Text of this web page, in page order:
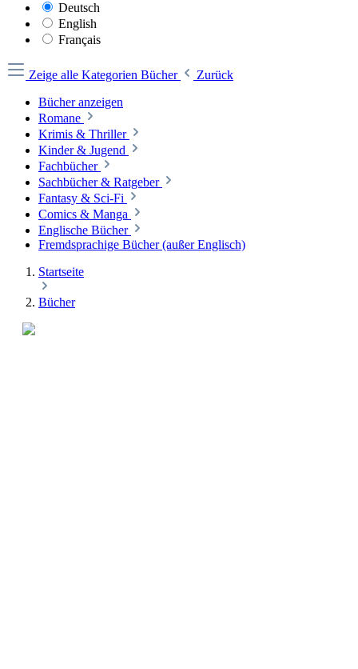
Deutsch
English
Français
Zeige alle Kategorien Bücher
Zurück
Bücher anzeigen
Romane
Krimis & Thriller
Kinder & Jugend
Fachbücher
Sachbücher & Ratgeber
Fantasy & Sci-Fi
Comics & Manga
Englische Bücher
Fremdsprachige Bücher (außer Englisch)
Startseite
Bücher